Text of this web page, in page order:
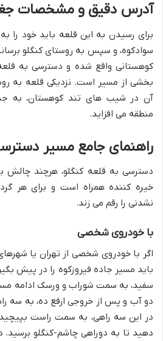
آدرس دقیق و مشخصات
برای رسیدن به این قلعه باید خود را
سوادکوه، و سپس به روستای کنگلو
کوهستانی واقع شده و دسترسی به
بخشی از مسیر است. نزدیکی قلعه به
آن در شیب های تند کوهستان، به
منطقه می افزاید.
راهنمای جامع مسیر
دسترسی به قلعه کنگلو، هرچند چالش
خیره کننده همراه است و برای هر
نشدنی را رقم می زند.
با خودروی شخصی
اگر با خودروی شخصی از تهران یا
باید مسیر جاده فیروزکوه را در پیش
سفید، به سمت شوراب و ورسک ادامه
دو آب و پس از خروجی ارفع ده، به سه
در این سه راهی، به سمت راست بپیچید
دهید تا به دوراهی چاشم-کنگلو